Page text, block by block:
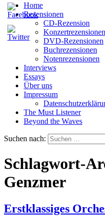
Home
Rezensionen
CD-Rezension
Konzertrezensionen
DVD-Rezensionen
Buchrezensionen
Notenrezensionen
Interviews
Essays
Über uns
Impressum
The Must Listener
Beyond the Waves
Suchen nach:
Schlagwort-
Genzmer
Erstklassiges